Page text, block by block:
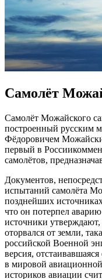
Самолёт
Самолёт Можайского
построенный русским
Фёдоровичем
первый в
самолётов,
Документов,
испытаний самолёта
позднейших
что он потерпел
источники утверждают,
оторвался от земли,
российской Военной
версия,
в мировой
историков авиации